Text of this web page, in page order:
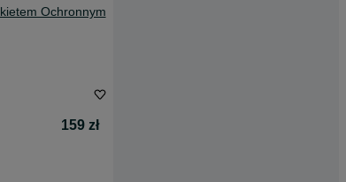
Ochronnym
159 zł